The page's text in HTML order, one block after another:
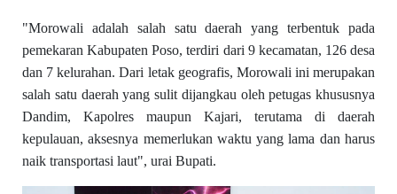
"Morowali adalah salah satu daerah yang terbentuk pada
pemekaran Kabupaten Poso, terdiri dari 9 kecamatan, 126 desa
dan 7 kelurahan. Dari letak geografis, Morowali ini merupakan
salah satu daerah yang sulit dijangkau oleh petugas khususnya
Dandim, Kapolres maupun Kajari, terutama di daerah
kepulauan, aksesnya memerlukan waktu yang lama dan harus
naik transportasi laut", urai Bupati.